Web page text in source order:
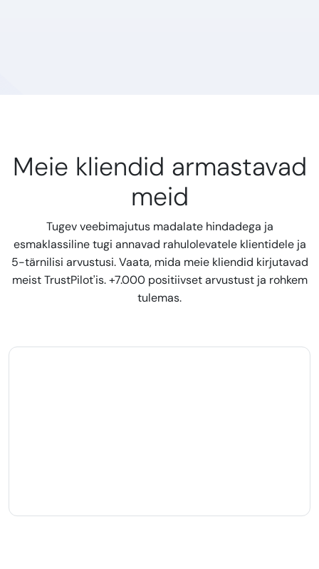
Meie kliendid armastavad
meid
Tugev veebimajutus madalate hindadega ja
esmaklassiline tugi annavad rahulolevatele klientidele ja
5-tärnilisi arvustusi. Vaata, mida meie kliendid kirjutavad
meist TrustPilot'is. +7.000 positiivset arvustust ja rohkem
tulemas.